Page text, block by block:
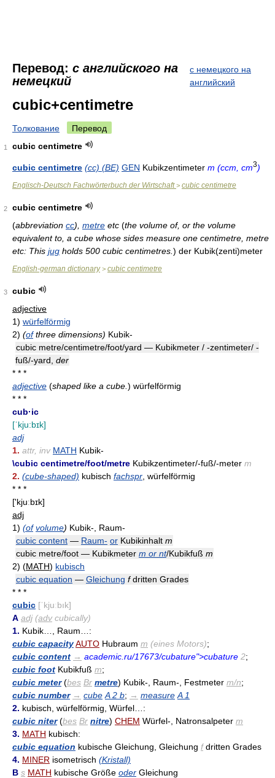
Перевод: с английского на
немецкий
с немецкого на
английский
cubic+centimetre
Толкование Перевод
1 cubic centimetre
cubic centimetre (cc) (BE) GEN Kubikzentimeter m (ccm, cm3)
Englisch-Deutsch Fachwörterbuch der Wirtschaft> cubic centimetre
2
cubic centimetre
(abbreviation cc), metre etc (the volume of, or the volume
equivalent to, a cube whose sides measure one centimetre, metre
etc: This jug holds 500 cubic centimetres. ) der Kubik(zenti)meter
English-german dictionary> cubic centimetre
3
cubic
adjective
1) würfelförmig
2) (ofthree dimensions) Kubik-
cubic metre/centimetre/foot/yard — Kubikmeter / -zentimeter/ -
fuß/-yard, der
* * *
adjective (shaped like a cube. ) würfelförmig
* * *
cub·ic
[ˈkju:bɪk]
adj
1. attr, inv MATH Kubik-
\cubic centimetre/foot/metre Kubikzentimeter/-fuß/-meter m
2. (cube-shaped) kubisch fachspr , würfelförmig
* * *
['kjuːbɪk]
adj
1) (of volume) Kubik-, Raum-
cubic content — Raum- or Kubikinhalt m
cubic metre/foot — Kubikmeter m or nt/Kubikfuß m
2) (MATH) kubisch
cubic equation — Gleichung fdritten Grades
* * *
cubic [ˈkjuːbık]
A adj(advcubically)
1. Kubik…, Raum…:
cubic capacityAUTO Hubraum m (eines Motors);
cubic content → academic.ru/17673/cubature">cubature 2;
cubic foot Kubikfuß m;
cubic meter(bes Br metre) Kubik-, Raum-, Festmeter m/n;
cubic number → cube A 2 b; → measure A 1
2. kubisch, würfelförmig, Würfel…:
cubic niter(bes Br nitre) CHEM Würfel-, Natronsalpeter m
3. MATH kubisch:
cubic equation kubische Gleichung, Gleichung fdritten Grades
4. MINER isometrisch (Kristall)
B s MATH kubische Größe oder Gleichung